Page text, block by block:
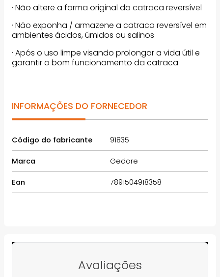
· Não altere a forma original da catraca reversível
· Não exponha / armazene a catraca reversível em
ambientes ácidos, úmidos ou salinos
· Após o uso limpe visando prolongar a vida útil e
garantir o bom funcionamento da catraca
INFORMAÇÕES DO FORNECEDOR
Código do fabricante 91835
Marca Gedore
Ean 7891504918358
Avaliações